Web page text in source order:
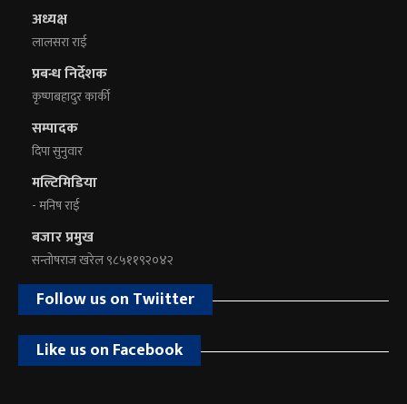
अध्यक्ष
लालसरा राई
प्रबन्ध निर्देशक
कृष्णबहादुर कार्की
सम्पादक
दिपा सुनुवार
मल्टिमिडिया
- मनिष राई
बजार प्रमुख
सन्तोषराज खरेल ९८५११९२०४२
Follow us on Twiitter
Like us on Facebook